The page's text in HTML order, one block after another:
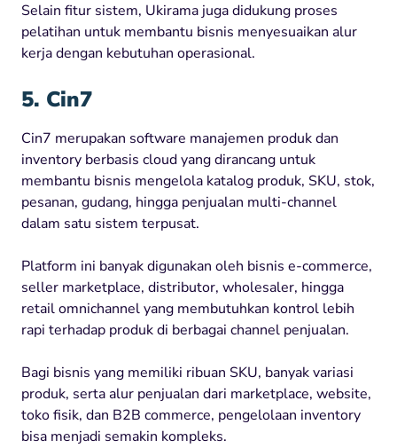
Selain fitur sistem, Ukirama juga didukung proses
pelatihan untuk membantu bisnis menyesuaikan alur
kerja dengan kebutuhan operasional.
5. Cin7
Cin7 merupakan software manajemen produk dan
inventory berbasis cloud yang dirancang untuk
membantu bisnis mengelola katalog produk, SKU, stok,
pesanan, gudang, hingga penjualan multi-channel
dalam satu sistem terpusat.
Platform ini banyak digunakan oleh bisnis e-commerce,
seller marketplace, distributor, wholesaler, hingga
retail omnichannel yang membutuhkan kontrol lebih
rapi terhadap produk di berbagai channel penjualan.
Bagi bisnis yang memiliki ribuan SKU, banyak variasi
produk, serta alur penjualan dari marketplace, website,
toko fisik, dan B2B commerce, pengelolaan inventory
bisa menjadi semakin kompleks.